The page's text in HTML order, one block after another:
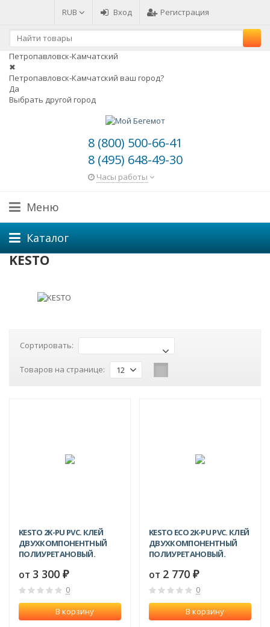
RUB Вход Регистрация
Петропавловск-Камчатский
✖
Петропавловск-Камчатский ваш город?
Да
Выбрать другой город
8 (800) 500-66-41
8 (495) 648-49-30
Часы работы
Меню
Каталог
KESTO
Сортировать:
Товаров на странице: 12
KESTO 2K-PU PVC. КЛЕЙ
ДВУХКОМПОНЕНТНЫЙ
ПОЛИУРЕТАНОВЫЙ.
от 3 300 ₽
0
В корзину
KESTO ECO 2K-PU PVC. КЛЕЙ
ДВУХКОМПОНЕНТНЫЙ
ПОЛИУРЕТАНОВЫЙ.
от 2 770 ₽
0
В корзину